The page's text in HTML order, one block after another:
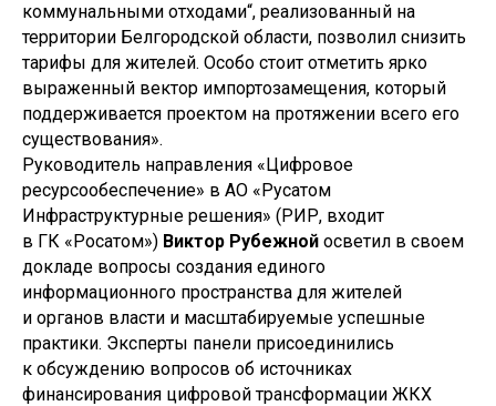
коммунальными отходами“, реализованный на
территории Белгородской области, позволил снизить
тарифы для жителей. Особо стоит отметить ярко
выраженный вектор импортозамещения, который
поддерживается проектом на протяжении всего его
существования».
Руководитель направления «Цифровое
ресурсообеспечение» в АО «Русатом
Инфраструктурные решения» (РИР, входит
в ГК «Росатом») Виктор Рубежной осветил в своем
докладе вопросы создания единого
информационного пространства для жителей
и органов власти и масштабируемые успешные
практики. Эксперты панели присоединились
к обсуждению вопросов об источниках
финансирования цифровой трансформации ЖКХ